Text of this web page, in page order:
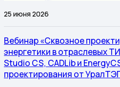
25 июня 2026
Вебинар «Сквозное
энергетики в отраслевых
Studio CS, CADLib и
проектирования от